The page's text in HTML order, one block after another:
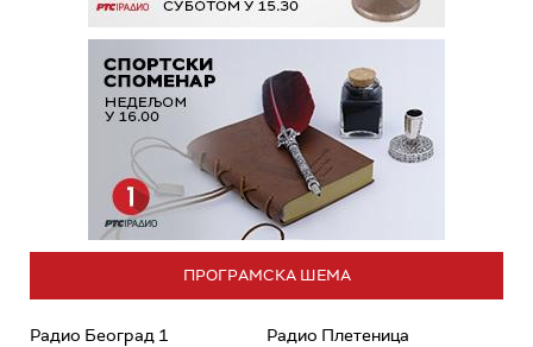
ПРОГРАМСКА ШЕМА
Радио Београд 1 Радио Плетеница